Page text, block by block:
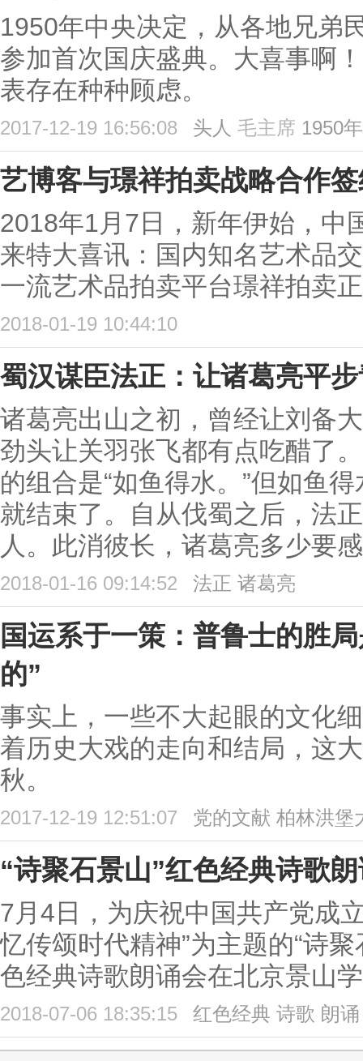
1950年中央决定，从各地兄弟
参加首次国庆盛典。大喜事啊
表存在种种顾虑。
2017-12-19 16:56:08 头人 毛主席 1950年
艺博客与璟祥拍卖战略合作
2018年1月7日，新年伊始，中
来特大喜讯：国内知名艺术品
一流艺术品拍卖平台璟祥拍卖
2018-01-19 10:44:10
蜀汉谋臣法正：让诸葛亮平
诸葛亮出山之初，曾经让刘备
劲头让关羽张飞都有点吃醋了
的组合是“如鱼得水。”但如鱼
就结束了。自从伐蜀之后，法
人。此消彼长，诸葛亮多少要
2018-01-16 09:14:52 法正 诸葛亮
国运系于一策：普鲁士的胜
的”
事实上，一些不大起眼的文化
着历史大戏的走向和结局，这
秋。
2017-12-19 12:51:07 党的文献 柏林洪堡
“诗聚石景山”红色经典诗歌
7月4日，为庆祝中国共产党成
忆传颂时代精神”为主题的“诗
色经典诗歌朗诵会在北京景山
2018-07-06 18:35:15 红色经典 诗歌 朗诵